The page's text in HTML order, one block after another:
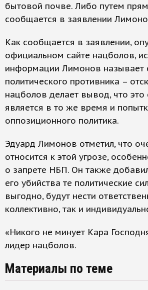
бытовой почве. Либо путем
сообщается в заявлении
Как сообщается в заявлении,
официальном сайте нацболов,
информации Лимонов называет
политического противника –
нацболов делает вывод, что
является в то же время и
оппозиционного политика.
Эдуард Лимонов отметил, что
относится к этой угрозе,
о запрете НБП. Он также
его убийства те политические
выгодно, будут нести
коллективно, так и
«Никого не минует Кара
лидер нацболов.
Материалы по теме